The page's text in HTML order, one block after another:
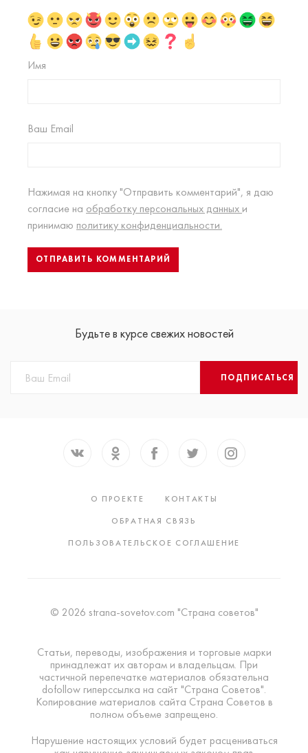
Имя
Ваш Email
Нажимая на кнопку "Отправить комментарий", я даю
согласие на обработку персональных данных и
принимаю политику конфиденциальности.
Будьте в курсе свежих новостей
ПОДПИСАТЬСЯ
О ПРОЕКТЕ
КОНТАКТЫ
ОБРАТНАЯ СВЯЗЬ
ПОЛЬЗОВАТЕЛЬСКОЕ СОГЛАШЕНИЕ
© 2026 strana-sovetov.com "Страна советов"
Статьи, переводы, изображения и торговые марки
принадлежат их авторам и владельцам. При
частичной перепечатке материалов обязательна
dofollow гиперссылка на сайт "Страна Советов".
Копирование материалов сайта Страна Советов в
полном объеме запрещено.
Нарушение настоящих условий будет расцениваться